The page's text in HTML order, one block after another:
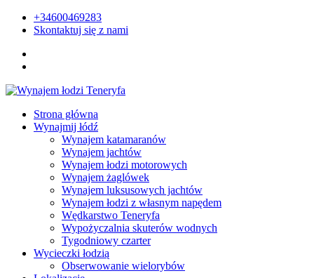
+34600469283
Skontaktuj się z nami
Strona główna
Wynajmij łódź
Wynajem katamaranów
Wynajem jachtów
Wynajem łodzi motorowych
Wynajem żaglówek
Wynajem luksusowych jachtów
Wynajem łodzi z własnym napędem
Wędkarstwo Teneryfa
Wypożyczalnia skuterów wodnych
Tygodniowy czarter
Wycieczki łodzią
Obserwowanie wielorybów